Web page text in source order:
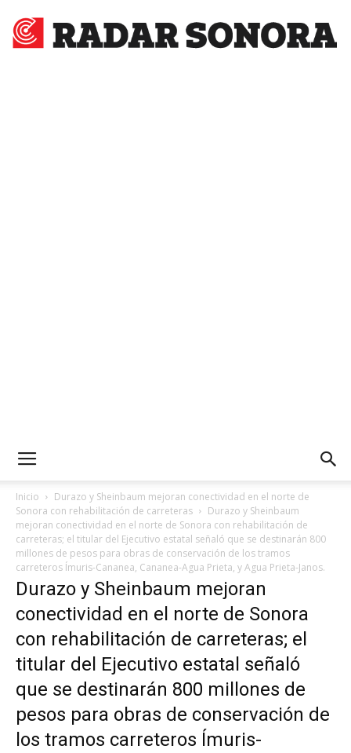
Inicio
Durazo y Sheinbaum mejoran conectividad en el norte de
Sonora con rehabilitación de carreteras
Durazo y Sheinbaum
mejoran conectividad en el norte de Sonora con rehabilitación de
carreteras; el titular del Ejecutivo estatal señaló que se destinarán 800
millones de pesos para obras de conservación de los tramos
carreteros Ímuris-Cananea, Cananea-Agua Prieta, y Agua Prieta-Janos.
Durazo y Sheinbaum mejoran
conectividad en el norte de Sonora
con rehabilitación de carreteras; el
titular del Ejecutivo estatal señaló
que se destinarán 800 millones de
pesos para obras de conservación de
los tramos carreteros Ímuris-